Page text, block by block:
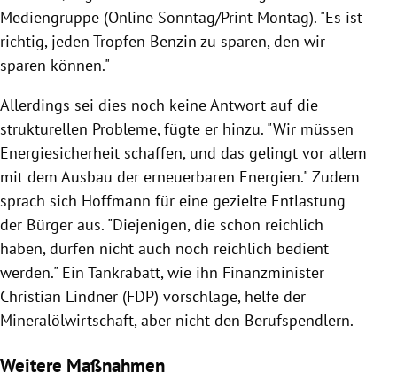
Mediengruppe (Online Sonntag/Print Montag). "Es ist
richtig, jeden Tropfen Benzin zu sparen, den wir
sparen können."
Allerdings sei dies noch keine Antwort auf die
strukturellen Probleme, fügte er hinzu. "Wir müssen
Energiesicherheit schaffen, und das gelingt vor allem
mit dem Ausbau der erneuerbaren Energien." Zudem
sprach sich Hoffmann für eine gezielte Entlastung
der Bürger aus. "Diejenigen, die schon reichlich
haben, dürfen nicht auch noch reichlich bedient
werden." Ein Tankrabatt, wie ihn Finanzminister
Christian Lindner (FDP) vorschlage, helfe der
Mineralölwirtschaft, aber nicht den Berufspendlern.
Weitere Maßnahmen